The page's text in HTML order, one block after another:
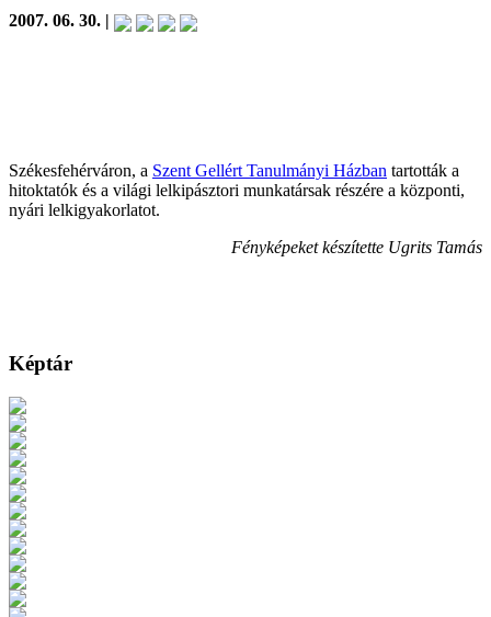
2007. 06. 30. |
Székesfehérváron, a Szent Gellért Tanulmányi Házban tartották a
hitoktatók és a világi lelkipásztori munkatársak részére a központi,
nyári lelkigyakorlatot.
Fényképeket készítette Ugrits Tamás
Képtár